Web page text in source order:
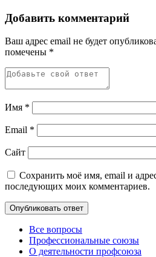
Добавить комментарий
Ваш адрес email не будет
помечены *
Имя *
Email *
Сайт
Сохранить моё имя, email и
последующих моих комментариев.
Все вопросы
Профессиональные союзы
О деятельности профсоюза